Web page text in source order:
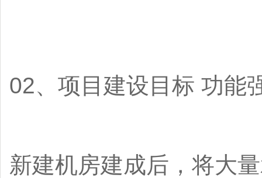
02、项目建设目标 功能
新建机房建成后，将大